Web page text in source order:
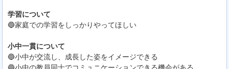
学習について
🔵家庭での学習をしっかりやってほしい
小中一貫について
🔵小中が交流し、成長した姿をイメージできる